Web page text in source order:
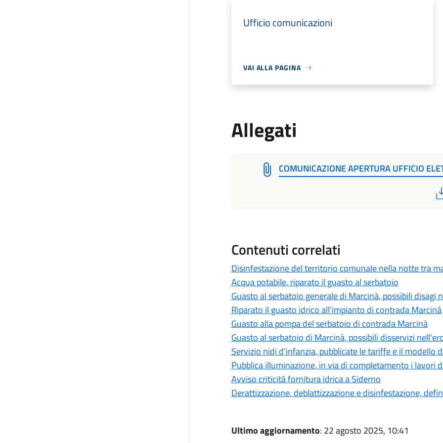
Ufficio comunicazioni
VAI ALLA PAGINA
Allegati
COMUNICAZIONE APERTURA UFFICIO
Contenuti correlati
Disinfestazione del territorio comunale nella notte tra
Acqua potabile, riparato il guasto al serbatoio
Guasto al serbatoio generale di Marcinà, possibili disagi
Riparato il guasto idrico all'impianto di contrada Marcinà
Guasto alla pompa del serbatoio di contrada Marcinà
Guasto al serbatoio di Marcinà, possibili disservizi
Servizio nidi d'infanzia, pubblicate le tariffe e il modello
Pubblica illuminazione, in via di completamento i lavori
Avviso criticità fornitura idrica a Siderno
Derattizzazione, deblattizzazione e disinfestazione,
Ultimo aggiornamento: 22 agosto 2025, 10:41